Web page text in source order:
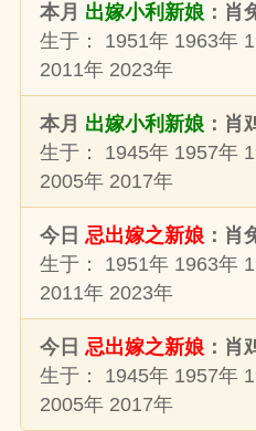
本月 出嫁小利新娘：肖
生于： 1951年 1963年
2011年 2023年
本月 出嫁小利新娘：肖
生于： 1945年 1957年
2005年 2017年
今日 忌出嫁之新娘：肖
生于： 1951年 1963年
2011年 2023年
今日 忌出嫁之新娘：肖
生于： 1945年 1957年
2005年 2017年